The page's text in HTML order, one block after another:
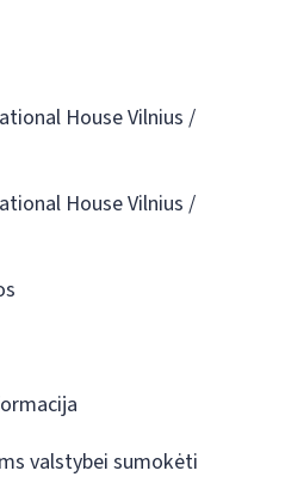
House Vilnius /
House Vilnius /
valstybei sumokėti